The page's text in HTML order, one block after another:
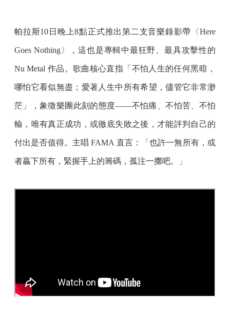
帕拉斯10日晚上8點正式推出第二支音樂錄影帶〈Here
Goes Nothing〉，這也是專輯中最狂野、最具攻擊性的
Nu Metal 作品。歌曲核心直指「不怕人生的任何黑暗，
哪怕它看似無盡；愛著人生中所有希望，儘管它非常渺
茫」，象徵樂團此刻的態度——不怕痛、不怕苦、不怕
輸，唯有真正成功，或徹底失敗之後，才能評判自己的
付出是否值得。主唱 FAMA 直言：「也許一無所有，或
者贏下所有，緊握手上的籌碼，孤注一擲吧。」